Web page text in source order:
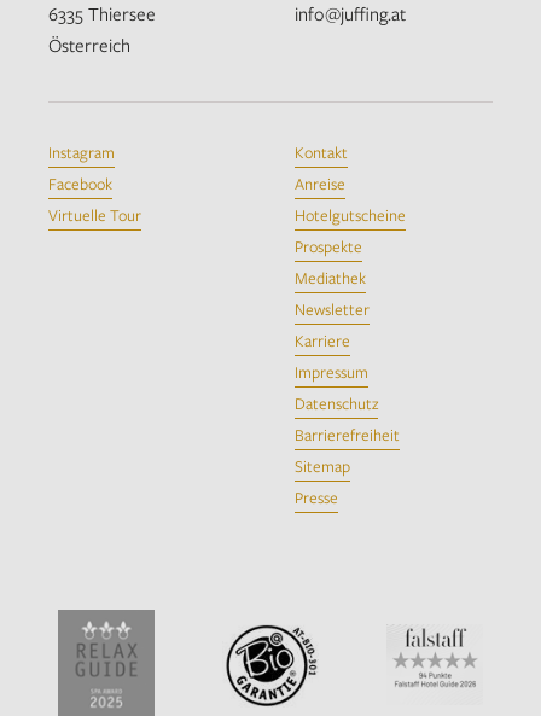
6335 Thiersee
Österreich
info@juffing.at
Instagram
Facebook
Virtuelle Tour
Kontakt
Anreise
Hotelgutscheine
Prospekte
Mediathek
Newsletter
Karriere
Impressum
Datenschutz
Barrierefreiheit
Sitemap
Presse